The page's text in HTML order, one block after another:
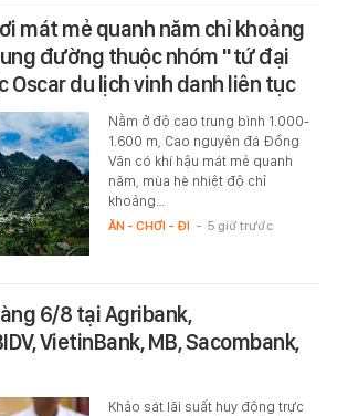
mát mẻ quanh năm chỉ khoảng
đường thuộc nhóm "tứ đại
Oscar du lịch vinh danh liên tục
Nằm ở độ cao trung bình 1.000-
1.600 m, Cao nguyên đá Đồng
Văn có khí hậu mát mẻ quanh
năm, mùa hè nhiệt độ chỉ
khoảng…
ĂN - CHƠI - ĐI - 5 giờ trước
6/8 tại Agribank,
VietinBank, MB, Sacombank,
Khảo sát lãi suất huy động trực